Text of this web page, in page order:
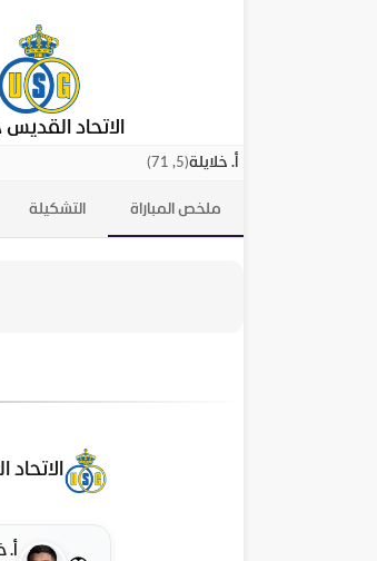
الاتحاد القديس
أ. خلايلة(
5, 71
)
ملخص المباراة التشكيلة
أ.